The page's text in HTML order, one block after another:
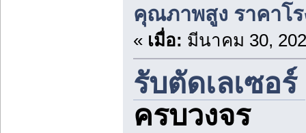
คุณภาพสูง ราคาโร
« เมื่อ: มีนาคม 30,
รับตัดเลเซอร์
ครบวงจร